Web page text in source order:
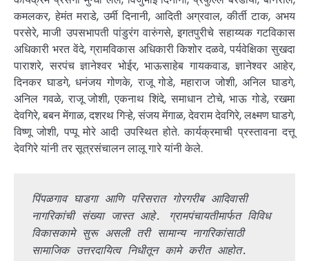
कमलकर, हेमंत मराडे, उर्मी दिनानी, आदिती अग्रवाल, कीर्ती टाक, अभय
परसेरे, माजी उपसभापती पांडुरंग वारुंगसे, इगतपुरीचे सहाय्यक गटविकास
अधिकारी भरत वेंदे, ग्रामविकास अधिकारी किशोर दळवे, पर्यवेक्षिका सुखदा
पाराशरे, सरपंच ज्ञानेश्वर भोईर, भाऊसाहेब गायकवाड, ज्ञानेश्वर आहेर,
दिनकर घाडगे, धनंजय गोणके, राजू गोडे, महाराज जोशी, अनिल घाडगे,
अनिल गवळे, राजू जोशी, एकनाथ शिंदे, समाधान टोचे, भाऊ गोडे, रखमा
देवगिरे, बबन मेंगाळ, दशरथ गिऱ्हे, संजय मेंगाळ, देवराम देवगिरे, लक्ष्मण घाडगे,
विष्णू जोशी, पप्पू मोरे आदी उपस्थित होते. कार्यक्रमाची प्रस्तावना दत्तू
देवगिरे यांनी तर सूत्रसंचालन लालू गारे यांनी केले.
पिंपळगाव घाडगा आणि परिसरात गोरगरीब आदिवासी
नागरिकांची संख्या जास्त आहे. ग्रामपंचायतीमार्फत विविध
विकासकामे सुरू असली तरी सामान्य नागरिकांसाठी
सामाजिक उत्तरदायित्व निधीतून कामे करीत आहोत.